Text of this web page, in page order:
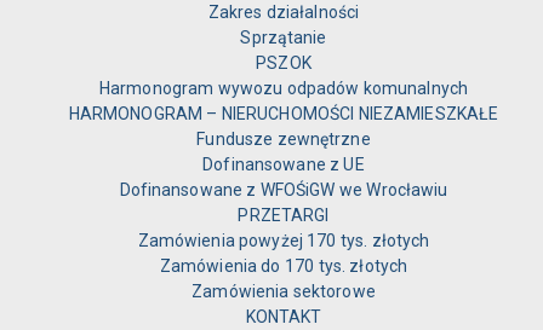
Zakres działalności
Sprzątanie
PSZOK
Harmonogram wywozu odpadów komunalnych
HARMONOGRAM – NIERUCHOMOŚCI NIEZAMIESZKAŁE
Fundusze zewnętrzne
Dofinansowane z UE
Dofinansowane z WFOŚiGW we Wrocławiu
PRZETARGI
Zamówienia powyżej 170 tys. złotych
Zamówienia do 170 tys. złotych
Zamówienia sektorowe
KONTAKT